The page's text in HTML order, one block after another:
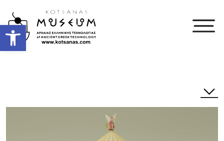
Open toolbar